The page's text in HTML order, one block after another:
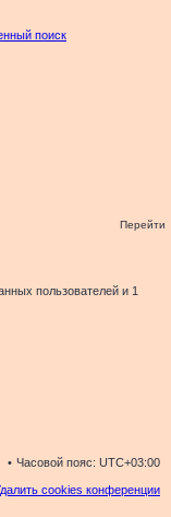
поиск
Перейти
пользователей и 1
Часовой пояс: UTC+03:00
cookies конференции